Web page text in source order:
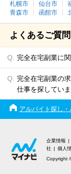
札幌市 仙台市
青森市
函館市
よくあるご質問
完全在宅副業に
完全在宅副業の
仕事を探してい
アルバイト探し
企業情報
社
個人
Copyright